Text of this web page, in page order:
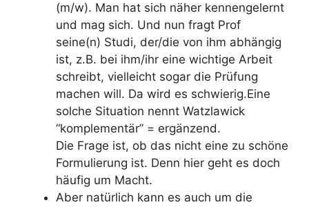
(m/w). Man hat sich näher kennengelernt
und mag sich. Und nun fragt Prof
seine(n) Studi, der/die von ihm abhängig
ist, z.B. bei ihm/ihr eine wichtige Arbeit
schreibt, vielleicht sogar die Prüfung
machen will. Da wird es schwierig.Eine
solche Situation nennt Watzlawick
“komplementär” = ergänzend.
Die Frage ist, ob das nicht eine zu schöne
Formulierung ist. Denn hier geht es doch
häufig um Macht.
Aber natürlich kann es auch um die